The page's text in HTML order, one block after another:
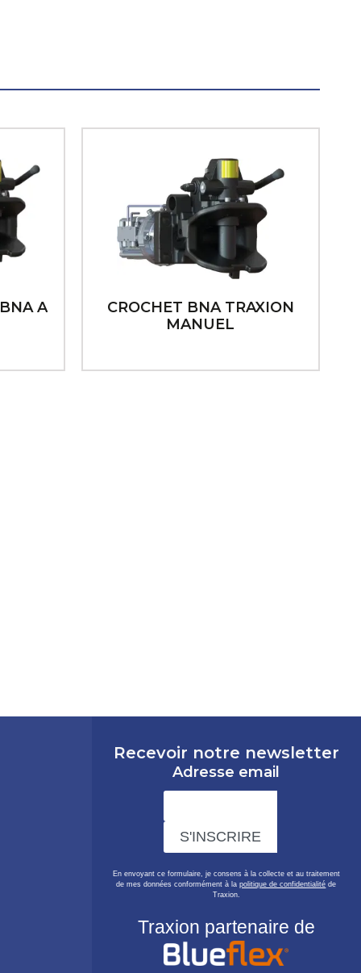
A
CROCHET BNA TRAXION
MANUEL
Recevoir notre newsletter
Adresse email
En envoyant ce formulaire, je consens à la collecte et au traitement
de mes données conformément à lapolitique de confidentialité de
Traxion.
Traxion partenaire de